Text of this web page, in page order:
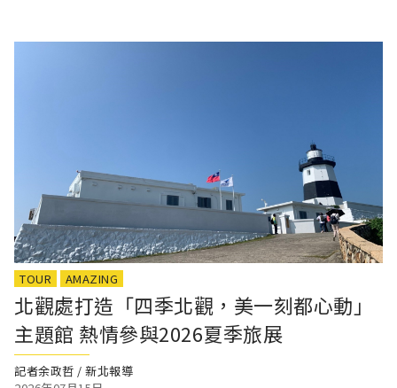
TOUR AMAZING
北觀處打造「四季北觀，美一刻都心動」
主題館 熱情參與2026夏季旅展
記者余政哲 / 新北報導